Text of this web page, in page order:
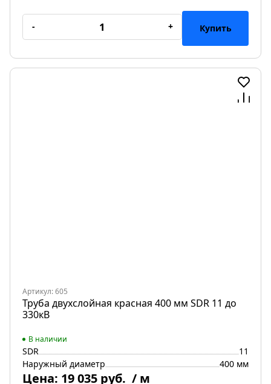
- + Купить
Артикул: 605
Труба двухслойная красная 400 мм SDR 11 до
330кВ
В наличии
SDR
11
Наружный диаметр
400 мм
Цена: 19 035 руб. / м